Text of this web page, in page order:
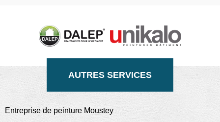
AUTRES SERVICES
Entreprise de peinture Moustey